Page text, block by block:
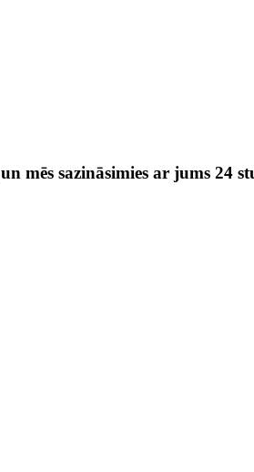
mēs sazināsimies ar jums 24